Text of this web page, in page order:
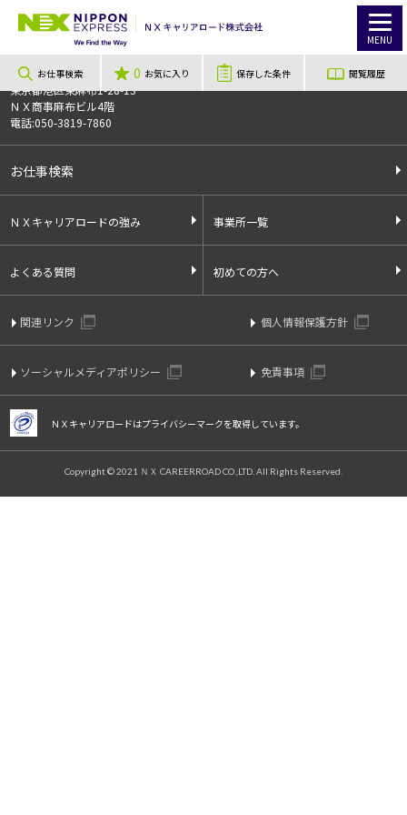
MENU
お仕事検索 0 お気に入り 保存した条件 閲覧履歴
TOP お仕事検索
013119
〒106-0044
東京都港区東麻布1-28-13
ＮＸ商事麻布ビル4階
電話:050-3819-7860
お仕事検索
ＮＸキャリアロードの強み 事業所一覧
よくある質問 初めての方へ
関連リンク 個人情報保護方針
ソーシャルメディアポリシー 免責事項
ＮＸキャリアロードはプライバシーマークを取得しています。
Copyright © 2021 ＮＸ CAREERROAD CO.,LTD. All Rights Reserved.